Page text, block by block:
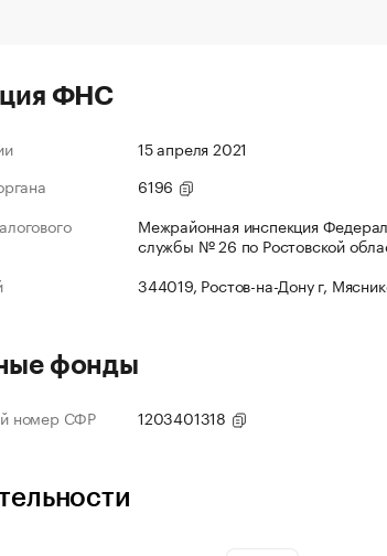
ФНС
15 апреля 2021
6196
Межрайонная инспекция
службы № 26 по Ростовской
344019, Ростов-на-Дону г,
фонды
номер СФР 1203401318